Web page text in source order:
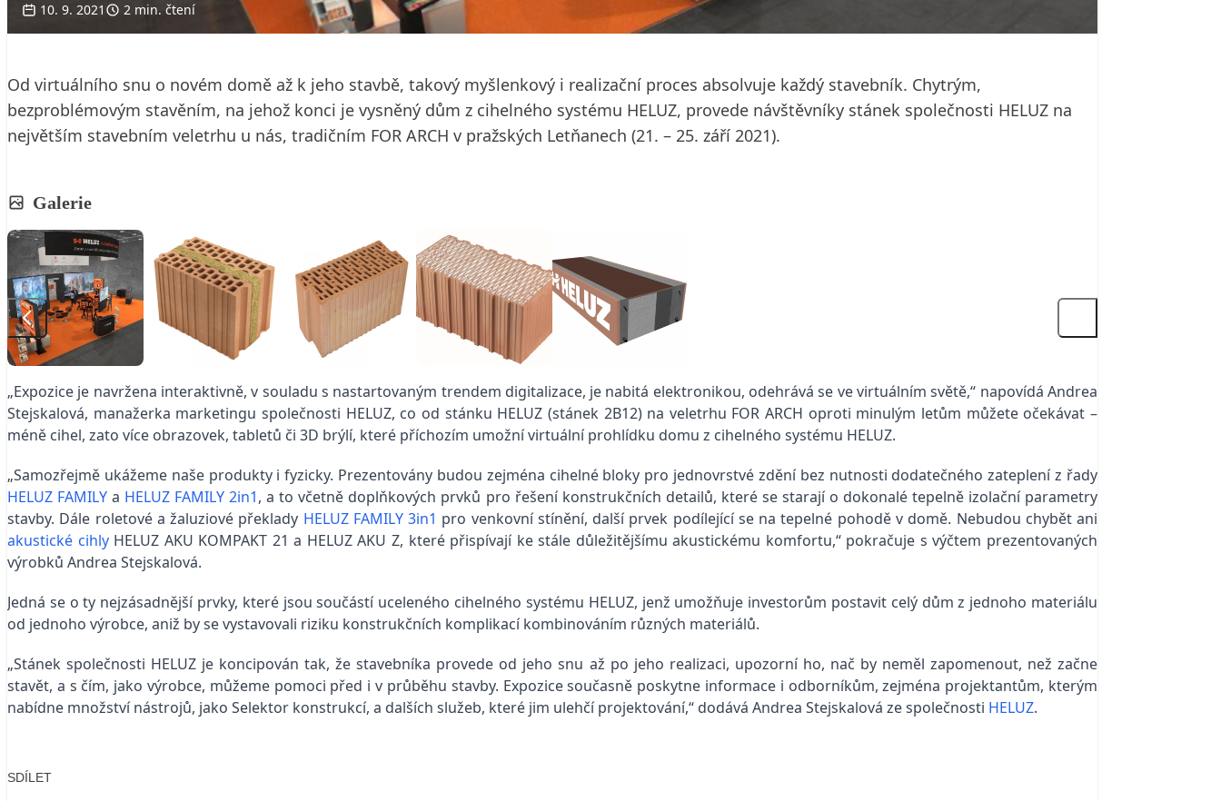
10. 9. 2021 2 min. čtení
Od virtuálního snu o novém domě až k jeho stavbě, takový myšlenkový i realizační proces absolvuje každý stavebník. Chytrým,
bezproblémovým stavěním, na jehož konci je vysněný dům z cihelného systému HELUZ, provede návštěvníky stánek společnosti HELUZ na
největším stavebním veletrhu u nás, tradičním FOR ARCH v pražských Letňanech (21. – 25. září 2021).
Galerie
„Expozice je navržena interaktivně, v souladu s nastartovaným trendem digitalizace, je nabitá elektronikou, odehrává se ve virtuálním světě,“ napovídá Andrea
Stejskalová, manažerka marketingu společnosti HELUZ, co od stánku HELUZ (stánek 2B12) na veletrhu FOR ARCH oproti minulým letům můžete očekávat –
méně cihel, zato více obrazovek, tabletů či 3D brýlí, které příchozím umožní virtuální prohlídku domu z cihelného systému HELUZ.
„Samozřejmě ukážeme naše produkty i fyzicky. Prezentovány budou zejména cihelné bloky pro jednovrstvé zdění bez nutnosti dodatečného zateplení z řady
HELUZ FAMILY a HELUZ FAMILY 2in1, a to včetně doplňkových prvků pro řešení konstrukčních detailů, které se starají o dokonalé tepelně izolační parametry
stavby. Dále roletové a žaluziové překlady HELUZ FAMILY 3in1 pro venkovní stínění, další prvek podílející se na tepelné pohodě v domě. Nebudou chybět ani
akustické cihlyHELUZ AKU KOMPAKT 21 a HELUZ AKU Z, které přispívají ke stále důležitějšímu akustickému komfortu,“ pokračuje s výčtem prezentovaných
výrobků Andrea Stejskalová.
Jedná se o ty nejzásadnější prvky, které jsou součástí uceleného cihelného systému HELUZ, jenž umožňuje investorům postavit celý dům z jednoho materiálu
od jednoho výrobce, aniž by se vystavovali riziku konstrukčních komplikací kombinováním různých materiálů.
„Stánek společnosti HELUZ je koncipován tak, že stavebníka provede od jeho snu až po jeho realizaci, upozorní ho, nač by neměl zapomenout, než začne
stavět, a s čím, jako výrobce, můžeme pomoci před i v průběhu stavby. Expozice současně poskytne informace i odborníkům, zejména projektantům, kterým
nabídne množství nástrojů, jako Selektor konstrukcí, a dalších služeb, které jim ulehčí projektování,“ dodává Andrea Stejskalová ze společnosti HELUZ.
SDÍLET